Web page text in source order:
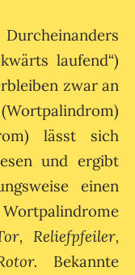
laufend“)
zwar an
lässt sich
und ergibt
einen
Reliefpfeiler,
Bekannte